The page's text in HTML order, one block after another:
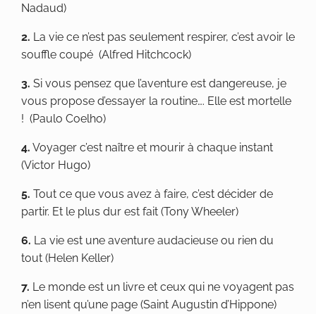
Nadaud)
2. La vie ce n’est pas seulement respirer, c’est avoir le
souffle coupé (Alfred Hitchcock)
3. Si vous pensez que l’aventure est dangereuse, je
vous propose d’essayer la routine…. Elle est mortelle
! (Paulo Coelho)
4. Voyager c’est naître et mourir à chaque instant
(Victor Hugo)
5. Tout ce que vous avez à faire, c’est décider de
partir. Et le plus dur est fait (Tony Wheeler)
6. La vie est une aventure audacieuse ou rien du
tout (Helen Keller)
7. Le monde est un livre et ceux qui ne voyagent pas
n’en lisent qu’une page (Saint Augustin d’Hippone)